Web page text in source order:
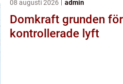
08 augusti 2026 admin
Domkraft grunden för säkra och
kontrollerade lyft